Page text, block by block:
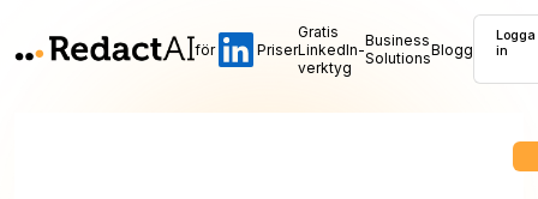
för Priser
Gratis
LinkedIn-
verktyg
Business
SolutionsBlogg
Logga
in